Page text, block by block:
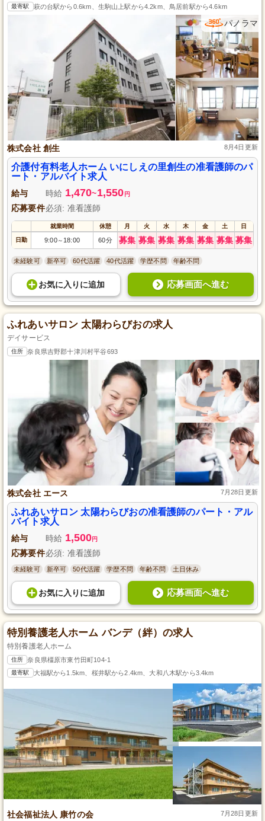
最寄駅 萩の台駅から0.6km、生駒山上駅から4.2km、鳥居前駅から4.6km
パノラマ
株式会社 創生 8月4日更新
介護付有料老人ホーム いにしえの里創生の准看護師のパ
ート・アルバイト求人
給与 時給 1,470~1,550 円
応募要件必須: 准看護師
就業時間 休憩 月 火 水 木 金 土 日
日勤 9:00～ 18:00 60分 募集 募集 募集 募集 募集 募集 募集
未経験可 新卒可 60代活躍 40代活躍 学歴不問 年齢不問
お気に入り に追加 応募画面へ進む
ふれあいサロン 太陽わらびおの求人
デイサービス
住所 奈良県吉野郡十津川村平谷693
株式会社 エース 7月28日更新
ふれあいサロン 太陽わらびおの准看護師のパート・アル
バイト求人
給与 時給 1,500円
応募要件必須: 准看護師
未経験可 新卒可 50代活躍 学歴不問 年齢不問 土日休み
お気に入り に追加 応募画面へ進む
特別養護老人ホーム バンデ（絆）の求人
特別養護老人ホーム
住所 奈良県橿原市東竹田町104-1
最寄駅 大福駅から1.5km、桜井駅から2.4km、大和八木駅から3.4km
社会福祉法人 康竹の会 7月28日更新